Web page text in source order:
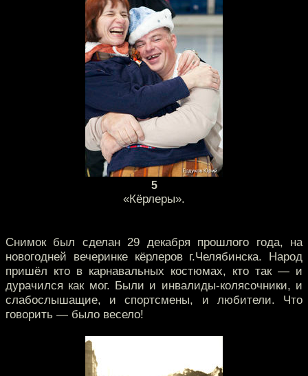
5
«Кёрлеры».
Снимок был сделан 29 декабря прошлого года, на
новогодней вечеринке кёрлеров г.Челябинска. Народ
пришёл кто в карнавальных костюмах, кто так — и
дурачился как мог. Были и инвалиды-колясочники, и
слабослышащие, и спортсмены, и любители. Что
говорить — было весело!